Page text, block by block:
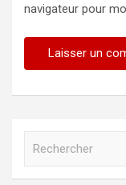
navigateur pour